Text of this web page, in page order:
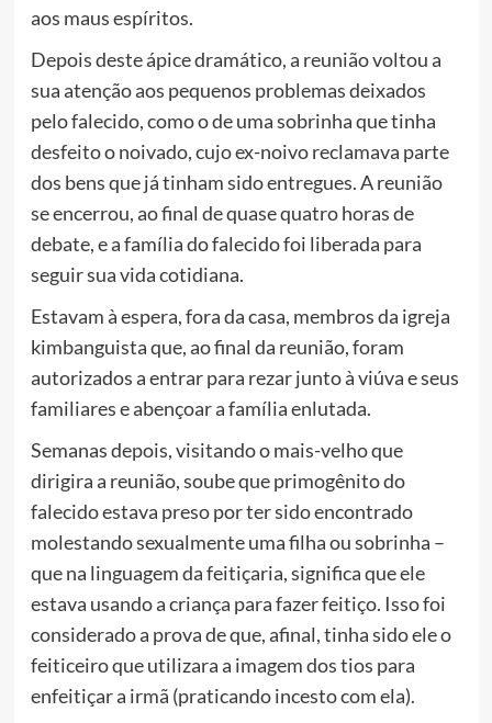
aos maus espíritos.
Depois deste ápice dramático, a reunião voltou a
sua atenção aos pequenos problemas deixados
pelo falecido, como o de uma sobrinha que tinha
desfeito o noivado, cujo ex-noivo reclamava parte
dos bens que já tinham sido entregues. A reunião
se encerrou, ao final de quase quatro horas de
debate, e a família do falecido foi liberada para
seguir sua vida cotidiana.
Estavam à espera, fora da casa, membros da igreja
kimbanguista que, ao final da reunião, foram
autorizados a entrar para rezar junto à viúva e seus
familiares e abençoar a família enlutada.
Semanas depois, visitando o mais-velho que
dirigira a reunião, soube que primogênito do
falecido estava preso por ter sido encontrado
molestando sexualmente uma filha ou sobrinha –
que na linguagem da feitiçaria, significa que ele
estava usando a criança para fazer feitiço. Isso foi
considerado a prova de que, afinal, tinha sido ele o
feiticeiro que utilizara a imagem dos tios para
enfeitiçar a irmã (praticando incesto com ela).